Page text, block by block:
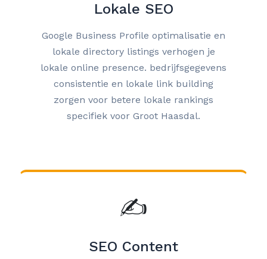
Lokale SEO
Google Business Profile optimalisatie en
lokale directory listings verhogen je
lokale online presence. bedrijfsgegevens
consistentie en lokale link building
zorgen voor betere lokale rankings
specifiek voor Groot Haasdal.
✍️
SEO Content